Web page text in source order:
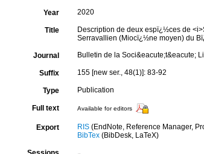
Year 2020
Title
Description de deux espï¿½ces de
Serravallien (Miocï¿½ne moyen) du
Journal Bulletin de la Soci&eacute;t&eacute;
Suffix 155 [new ser., 48(1)]: 83-92
Type Publication
Full text Available for editors
Export RIS(EndNote, Reference Manager,
BibTex(BibDesk, LaTeX)